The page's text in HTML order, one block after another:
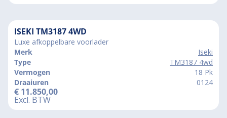
ISEKI TM3187 4WD
Luxe afkoppelbare voorlader
Merk
Iseki
Type
TM3187 4wd
Vermogen
18 Pk
Draaiuren
0124
€ 11.850,00
Excl. BTW